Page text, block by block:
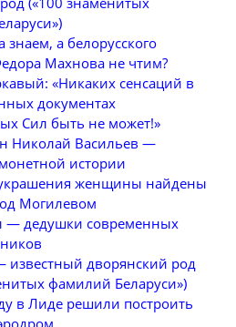
знаем, а белорусского
Махнова не чтим?
«Никаких сенсаций в
документах
Сил быть не может!»
Николай Васильев —
истории
женщины найдены
Могилевом
— дедушки современных
известный дворянский род
фамилий Беларуси»)
в Лиде решили построить